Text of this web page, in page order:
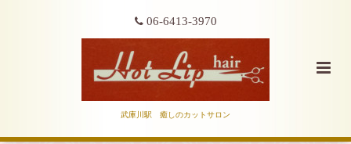
06-6413-3970
武庫川駅 癒しのカットサロン